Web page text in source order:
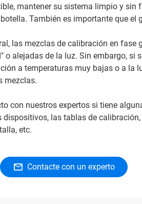
mantener su sistema limpio y sin
También es importante que el
las mezclas de calibración en fase
o alejadas de la luz. Sin embargo, si
a temperaturas muy bajas o a la
mezclas.
con nuestros expertos si tiene
las tablas de
etc.
Contacte con un experto